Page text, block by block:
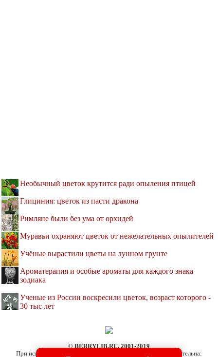
Необычный цветок крутится ради опыления птицей
Глициния: цветок из пасти дракона
Римляне были без ума от орхидей
Муравьи охраняют цветок от нежелательных опылителей
Учёные вырастили цветы на лунном грунте
Ароматерапия и особые ароматы для каждого знака
зодиака
Ученые из России воскресили цветок, возраст которого -
30 тыс лет
© BERRYLIB.RU, 2001-2019
При использовании материалов сайта активная ссылка обязательна: